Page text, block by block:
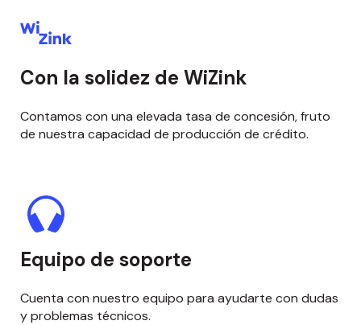
Con la solidez de WiZink
Contamos con una elevada tasa de concesión, fruto
de nuestra capacidad de producción de crédito.
Equipo de soporte
Cuenta con nuestro equipo para ayudarte con dudas
y problemas técnicos.